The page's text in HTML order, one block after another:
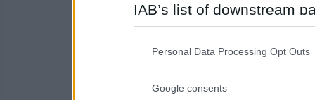
IAB’s list of downstream
also be disclosed by us
Downstream Participants
Please note that this
Personal Data Processing Opt Outs
Google consents
22144
Falskt
Jag ska duscha efter dagens slit